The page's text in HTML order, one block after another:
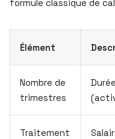
formule classique de
Élément
Nombre de
trimestres
Traitement